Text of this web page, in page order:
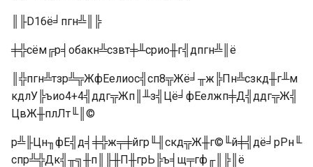
║╟D16ё╛пгн╩║╠
╪╬сём╔р╡обакн╩сзвт╪╨срио╫г╣дпгн╩║ё
║╬пгн╩тзр╩╦ЖфЕелиос╣сп8╦Жё╛╥ж╠Пн╩сзкд╫г╨м
кдлУ╠ъио4+4╣ддг╦Жп║╨з╣Цё╛фЕелжп╪Д╣ддг╦Ж╣
ЦвЖ╫плЛт╙║©
р╩╟Цн╖фЕ╣д╡╪╬ж╤╪йгр╙╢скд╦Ж╫г©╙й╪╣дё╛рРн╙
спр╩╬Дк╣╥╗╫п║╟╫П╫грЬ╠ъ╡щ╤гф╓║╠║ё